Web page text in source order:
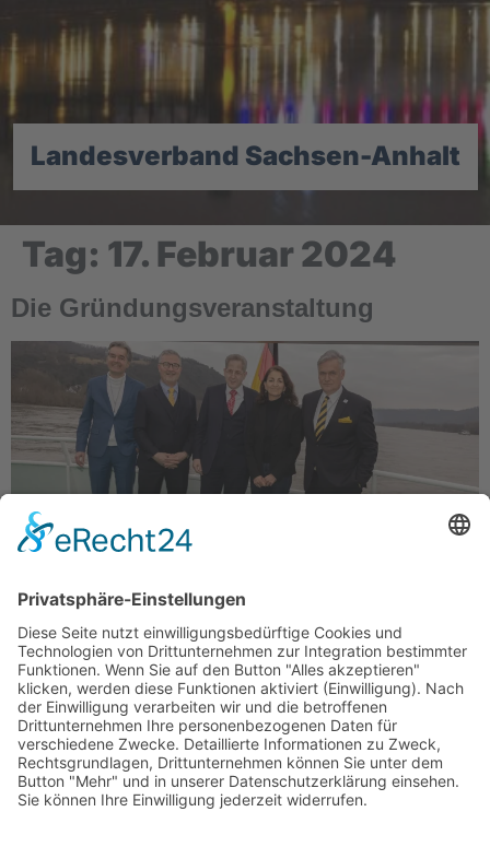
Landesverband Sachsen-Anhalt
Tag: 17. Februar 2024
Die Gründungsveranstaltung
Der neue Vorstand von l.n.r. Alexander Mitsch, Albert
Weiler, der Vorsitzende Hans-Georg Maaßen, Sylvia
Kaufhold und Kay-Achim Schönbach Am 17.2.2024
wurde unsere Partei in Bonn gegründet. Die ersten
55 […]